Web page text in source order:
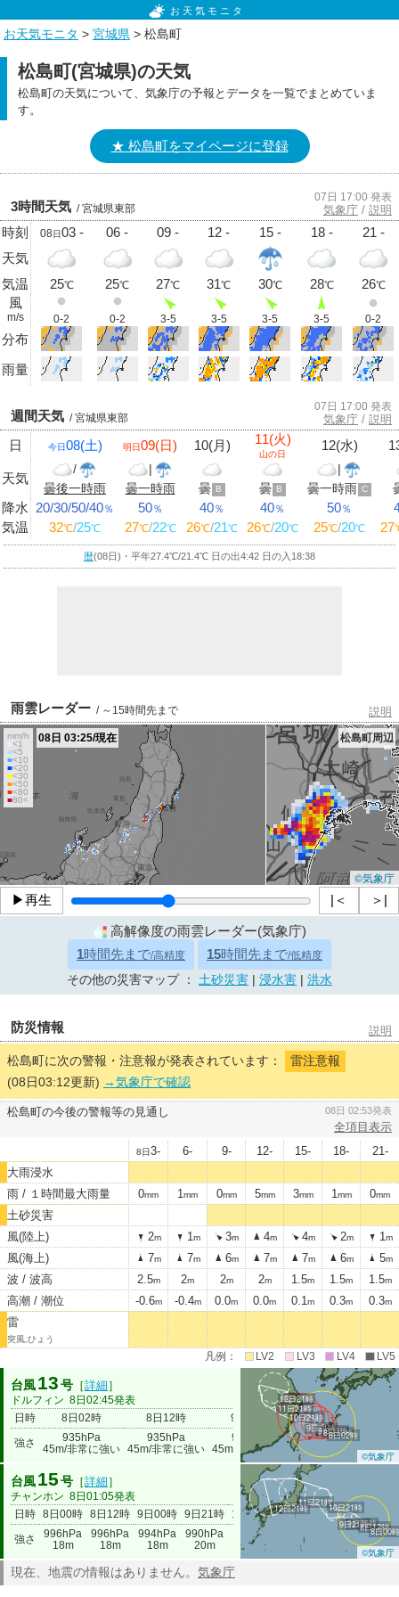
お天気モニタ
お天気モニタ > 宮城県 > 松島町
松島町(宮城県)の天気
松島町の天気について、気象庁の予報とデータを一覧でまとめていま
す。
★ 松島町をマイページに登録
3時間天気 / 宮城県東部
07日 17:00 発表
気象庁 / 説明
時刻 08日03 - 06 - 09 - 12 - 15 - 18 -
21 -
天気
気温
25℃ 25℃ 27℃ 31℃ 30℃ 28℃ 26℃
風
m/s 0-2 0-2 3-5 3-5 3-5 3-5 0-2
分布
雨量
週間天気 / 宮城県東部
07日 17:00 発表
気象庁 / 説明
日 今日08(土) 明日09(日) 10(月) 11(火)
山の日
12(水)
天気
/
曇後一時雨
|
曇一時雨
曇 B 曇 B
|
曇一時雨 C
降水 20/30/50/40％ 50％ 40％ 40％ 50％
気温
32℃/25℃ 27℃/22℃ 26℃/21℃ 26℃/20℃ 25℃/20℃ 27
暦(08日)・平年27.4℃/21.4℃ 日の出4:42 日の入18:38
雨雲レーダー / ～15時間先まで 説明
©気象庁
mm/h
■<1
■<5
■<10
■<20
■<30
■<50
■<80
■80<
08日 03:25/現在 松島町周辺
▶再生 |＜ ＞|
高解像度の雨雲レーダー(気象庁)
1時間先まで/高精度 15時間先まで/低精度
その他の災害マップ ： 土砂災害 浸水害 洪水
防災情報 説明
松島町に次の警報・注意報が発表されています：
雷注意報
(08日03:12更新) →気象庁で確認
松島町の今後の警報等の見通し 08日 02:53発表
全項目表示
8日3- 6- 9- 12- 15- 18-
21-
大雨浸水
雨 / １時間最大雨量
0mm 1mm 0mm 5mm 3mm 1mm 0mm
土砂災害
風(陸上)
2m 1m 3m 4m 4m 2m 1m
風(海上) 7m 7m 6m 7m 7m 6m 5m
波 / 波高 2.5m 2m 2m 2m 1.5m 1.5m 1.5m
高潮 / 潮位 -0.6m -0.4m 0.0m 0.0m 0.1m 0.3m 0.3m
雷
突風,ひょう
凡例： LV2 LV3 LV4 LV5
台風 13 号 ［詳細 ］
ドルフィン 8日02:45発表
日時
8日02時 8日12時 9日00時 9日21時
10日21時
強さ
935hPa
45m/非常に強い
935hPa
45m/非常に強い
935hPa
45m/非常に強い
950hPa
40m/強い
980hPa
20m
8日02時
8日12時
9日00時
9日21時
10日21時
11日21時
12日21時
©気象庁
台風 15 号 ［詳細 ］
チャンホン 8日01:05発表
日時 8日00時 8日12時 9日00時 9日21時 10日21時 11日21時 12日21時
強さ
996hPa
18m
996hPa
18m
994hPa
18m
990hPa
20m
985hPa
23m
994hPa
18m
996hPa
8日00
8日12時
9日00時
9日21時
10日21時
11日21時
12日21時
©気象庁
現在、地震の情報はありません。 気象庁